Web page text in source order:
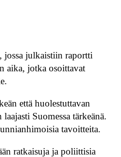
jossa julkaistiin raportti
aika, jotka osoittavat
että huolestuttavan
Suomessa tärkeänä.
tavoitteita.
ratkaisuja ja poliittisia